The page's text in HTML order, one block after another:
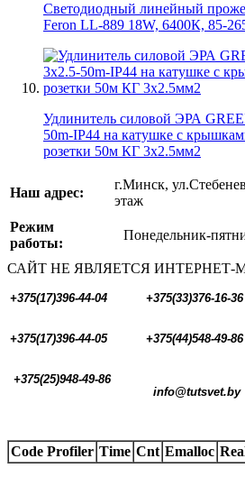
Светодиодный линейный
Feron LL-889 18W, 6400К, 85-
Удлинитель силовой ЭРА
50m-IP44 на катушке c
розетки 50м КГ 3x2.5мм2
Наш адрес:
г.Минск,
этаж
Режим
работы:
Понедельник-
САЙТ НЕ ЯВЛЯЕТСЯ
+375(17)396-44-04 +375(33)376-16-36
+375(17)396-44-05 +375(44)548-49-86
+375(25)948-49-86
  info@tutsvet.by
Code Profiler Time Cnt Emalloc